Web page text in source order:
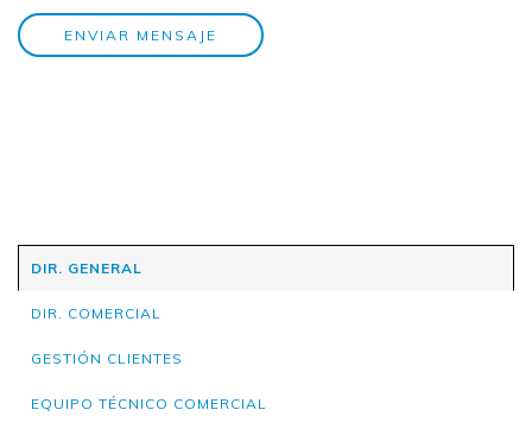
ENVIAR MENSAJE
DIR. GENERAL
DIR. COMERCIAL
GESTIÓN CLIENTES
EQUIPO TÉCNICO COMERCIAL